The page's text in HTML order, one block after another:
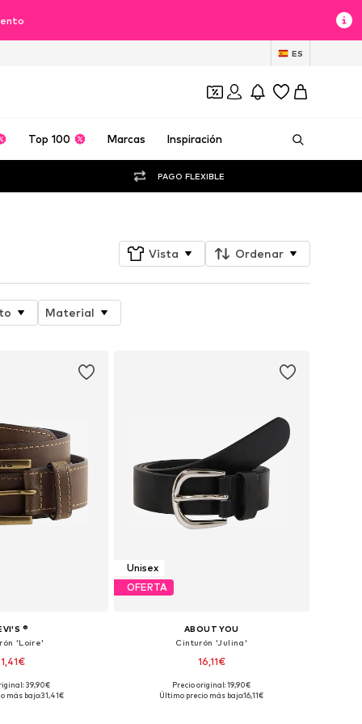
ES
Top 100 Marcas Inspiración
PAGO FLEXIBLE
Vista Ordenar
Material
®
'Loire'
muchas tallas
39,90€
más bajo:31,41€
Unisex
OFERTA
ABOUT YOU
Cinturón 'Julina'
16,11€
Tallas disponibles: 80, 85, 90, 95
Precio original: 19,90€
Último precio más bajo:16,11€